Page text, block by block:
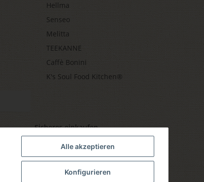
Alle akzeptieren
Konfigurieren
Hellma
Senseo
Melitta
TEEKANNE
Caffè Bonini
K's Soul Food Kitchen®
Sicheres einkaufen